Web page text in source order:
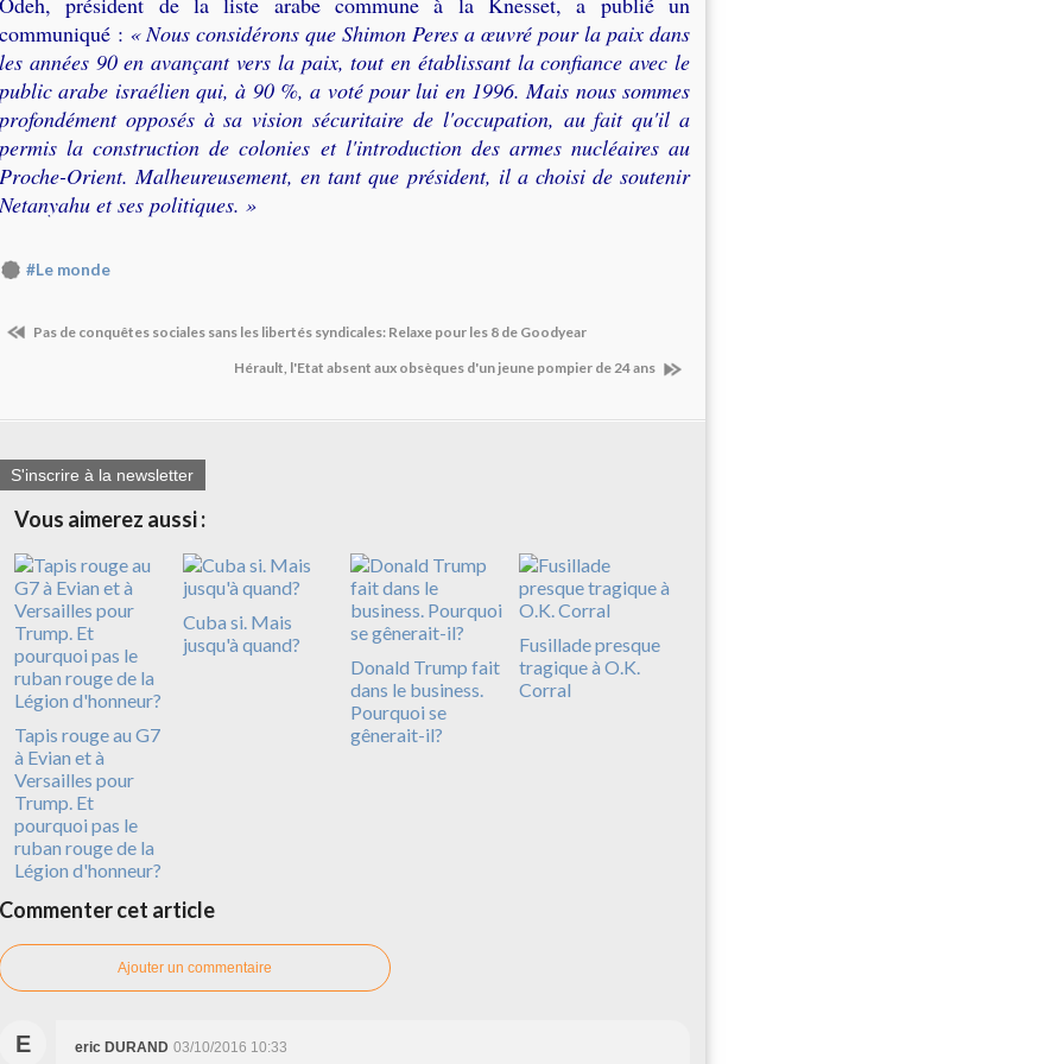
communiqué : « Nous considérons que Shimon Peres a œuvré pour la paix dans
les années 90 en avançant vers la paix, tout en établissant la confiance avec le
public arabe israélien qui, à 90 %, a voté pour lui en 1996. Mais nous sommes
profondément opposés à sa vision sécuritaire de l'occupation, au fait qu'il a
permis la construction de colonies et l'introduction des armes nucléaires au
Proche-Orient. Malheureusement, en tant que président, il a choisi de soutenir
Netanyahu et ses politiques. »
#Le monde
Pas de conquêtes sociales sans les libertés syndicales: Relaxe pour les 8 de Goodyear
Hérault, l'Etat absent aux obsèques d'un jeune pompier de 24 ans
S'inscrire à la newsletter
Vous aimerez aussi :
Tapis rouge au G7
à Evian et à
Versailles pour
Trump. Et
pourquoi pas le
ruban rouge de la
Légion d'honneur?
Cuba si. Mais
jusqu'à quand?
Donald Trump fait
dans le business.
Pourquoi se
gênerait-il?
Fusillade presque
tragique à O.K.
Corral
Commenter cet article
Ajouter un commentaire
E eric DURAND 03/10/2016 10:33